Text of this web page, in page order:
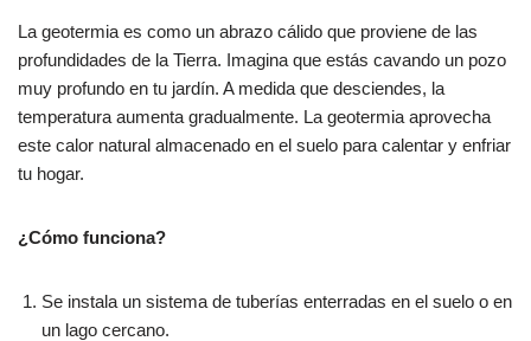
La geotermia es como un abrazo cálido que proviene de las
profundidades de la Tierra. Imagina que estás cavando un pozo
muy profundo en tu jardín. A medida que desciendes, la
temperatura aumenta gradualmente. La geotermia aprovecha
este calor natural almacenado en el suelo para calentar y enfriar
tu hogar.
¿Cómo funciona?
Se instala un sistema de tuberías enterradas en el suelo o en
un lago cercano.